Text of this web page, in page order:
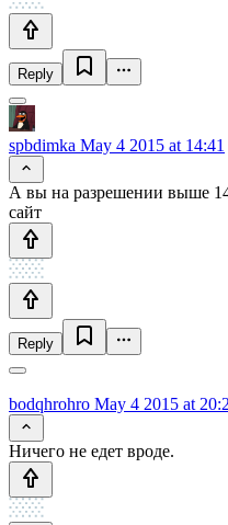
Reply
spbdimka May 4 2015 at 14:41
А вы на разрешении выше
сайт
Reply
bodqhrohro May 4 2015 at
Ничего не едет вроде.